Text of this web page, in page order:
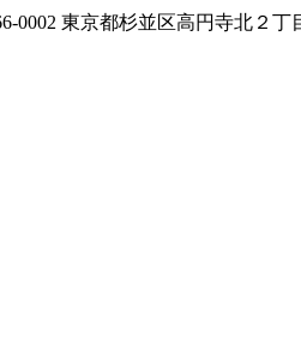
0002 東京都杉並区高円寺北２